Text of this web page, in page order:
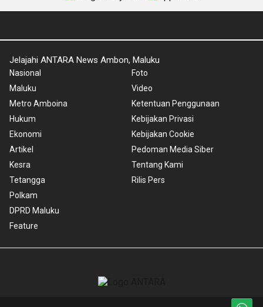
Jelajahi ANTARA News Ambon, Maluku
Nasional
Maluku
Metro Amboina
Hukum
Ekonomi
Artikel
Kesra
Tetangga
Polkam
DPRD Maluku
Feature
Foto
Video
Ketentuan Penggunaan
Kebijakan Privasi
Kebijakan Cookie
Pedoman Media Siber
Tentang Kami
Rilis Pers